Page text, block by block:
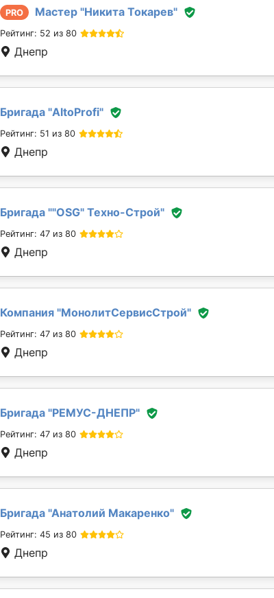
PRO Мастер "Никита Токарев"
Рейтинг: 52 из 80
Днепр
Бригада "AltoProfi"
Рейтинг: 51 из 80
Днепр
Бригада ""OSG" Техно-Строй"
Рейтинг: 47 из 80
Днепр
Компания "МонолитСервисСтрой"
Рейтинг: 47 из 80
Днепр
Бригада "РЕМУС-ДНЕПР"
Рейтинг: 47 из 80
Днепр
Бригада "Анатолий Макаренко"
Рейтинг: 45 из 80
Днепр